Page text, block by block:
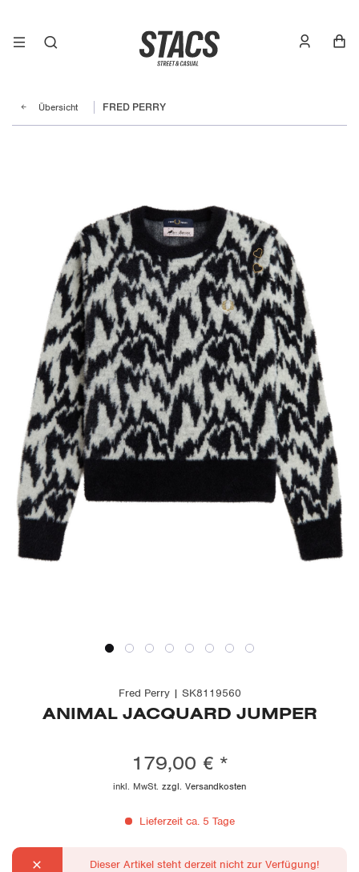
Übersicht FRED PERRY
Fred Perry | SK8119560
ANIMAL JACQUARD JUMPER
179,00 € *
inkl. MwSt. zzgl. Versandkosten
Lieferzeit ca. 5 Tage
Dieser Artikel steht derzeit nicht zur Verfügung!